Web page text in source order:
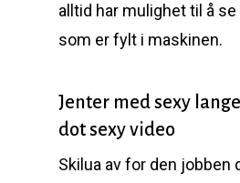
alltid har mulighet til å
som er fylt i maskinen.
Jenter med sexy
dot sexy video
Skilua av for den jobben